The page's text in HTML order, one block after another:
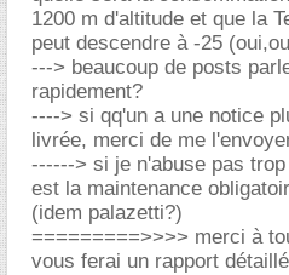
1200 m d'altitude et que la
peut descendre à -25
---> beaucoup de posts
rapidement?
----> si qq'un a une notice
livrée, merci de me
------> si je n'abuse pas
est la maintenance
(idem palazetti?)
=========>>>> merci à
vous ferai un rapport